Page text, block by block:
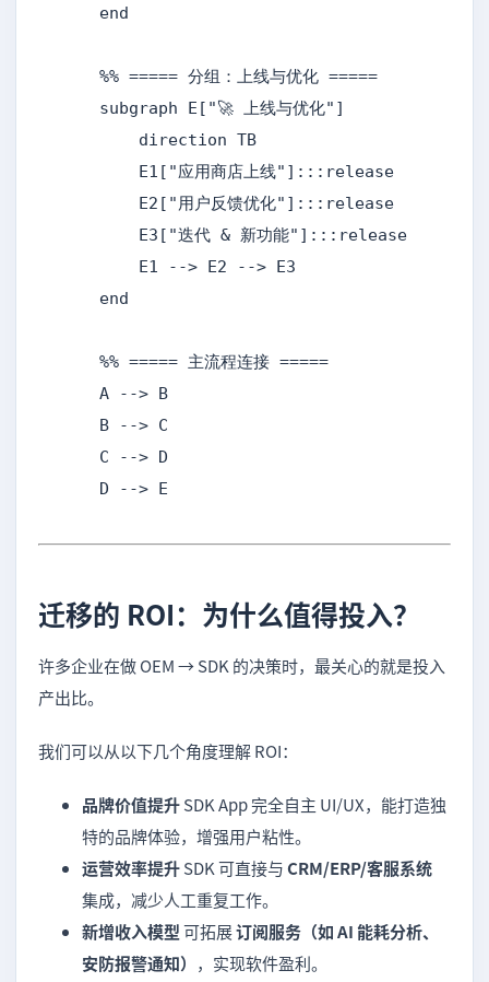
    end
    %% ===== 分组：上线与优化 =====
    subgraph E["🚀 上线与优化"]
        direction TB
        E1["应用商店上线"]:::release
        E2["用户反馈优化"]:::release
        E3["迭代 & 新功能"]:::release
        E1 --> E2 --> E3
    end
    %% ===== 主流程连接 =====
    A --> B
    B --> C
    C --> D
    D --> E
迁移的 ROI：为什么值得投入？
许多企业在做 OEM → SDK 的决策时，最关心的就是投入
产出比。
我们可以从以下几个角度理解 ROI：
品牌价值提升SDK App 完全自主 UI/UX，能打造独
特的品牌体验，增强用户粘性。
运营效率提升SDK 可直接与CRM/ERP/客服系统
集成，减少人工重复工作。
新增收入模型可拓展订阅服务（如 AI 能耗分析、
安防报警通知） ，实现软件盈利。